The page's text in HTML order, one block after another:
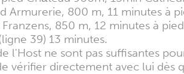
Armurerie, 800 m, 11 minutes à
850 m, 12 minutes à
39) 13 minutes.
l'Host ne sont pas suffisantes
vérifier directement avec lui dès